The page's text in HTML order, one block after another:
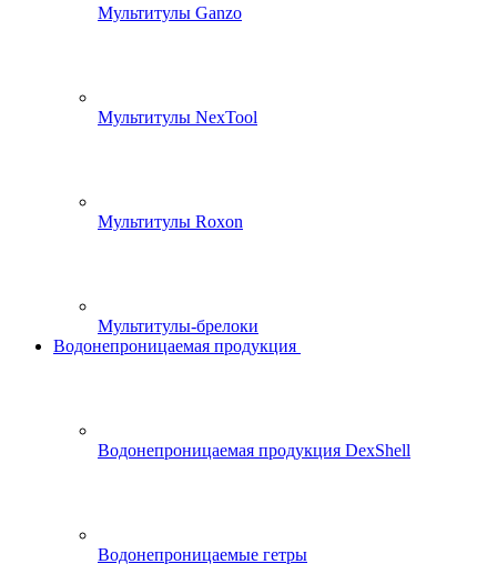
Мультитулы Ganzo
Мультитулы NexTool
Мультитулы Roxon
Мультитулы-брелоки
Водонепроницаемая продукция
Водонепроницаемая продукция DexShell
Водонепроницаемые гетры